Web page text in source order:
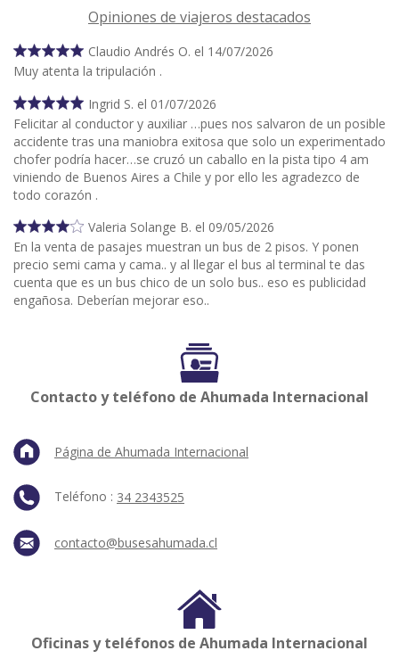
Opiniones de viajeros destacados
Claudio Andrés O. el 14/07/2026
Muy atenta la tripulación .
Ingrid S. el 01/07/2026
Felicitar al conductor y auxiliar …pues nos salvaron de un posible
accidente tras una maniobra exitosa que solo un experimentado
chofer podría hacer…se cruzó un caballo en la pista tipo 4 am
viniendo de Buenos Aires a Chile y por ello les agradezco de
todo corazón .
Valeria Solange B. el 09/05/2026
En la venta de pasajes muestran un bus de 2 pisos. Y ponen
precio semi cama y cama.. y al llegar el bus al terminal te das
cuenta que es un bus chico de un solo bus.. eso es publicidad
engañosa. Deberían mejorar eso..
Contacto y teléfono de Ahumada Internacional
Página de Ahumada Internacional
Teléfono : 34 2343525
contacto@busesahumada.cl
Oficinas y teléfonos de Ahumada Internacional